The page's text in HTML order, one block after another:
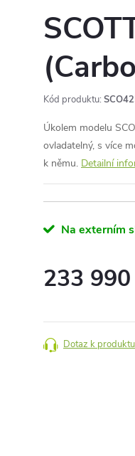
Kód produktu:
Úkolem modelu
ovladatelný, s více
k němu. Detailní
Na externím
233
Dotaz k produktu